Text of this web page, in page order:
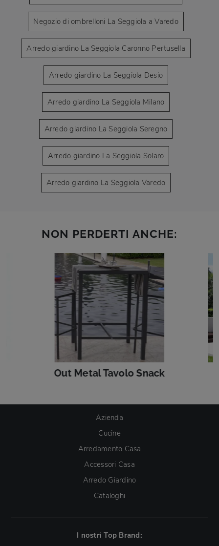
Negozio di ombrelloni La Seggiola a Varedo
Arredo giardino La Seggiola Caronno Pertusella
Arredo giardino La Seggiola Desio
Arredo giardino La Seggiola Milano
Arredo giardino La Seggiola Seregno
Arredo giardino La Seggiola Solaro
Arredo giardino La Seggiola Varedo
NON PERDERTI ANCHE:
Out Metal Tavolo Snack
Azienda
Cucine
Arredamento Casa
Accessori Casa
Arredo Giardino
Cataloghi
I nostri Top Brand: